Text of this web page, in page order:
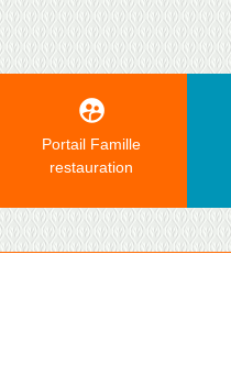
supervised_user_circle
Portail Famille
restauration